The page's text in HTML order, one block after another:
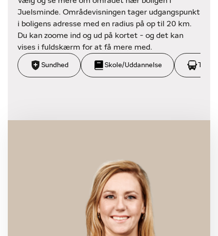
Juelsminde. Områdevisningen tager udgangspunkt
i boligens adresse med en radius på op til 20 km.
Du kan zoome ind og ud på kortet - og det kan
vises i fuldskærm for at få mere med.
Sundhed Skole/Uddannelse